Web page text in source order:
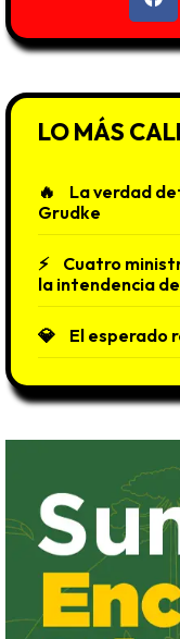
LO MÁS
La verdad
Grudke
Cuatro
la intendencia
El esperado